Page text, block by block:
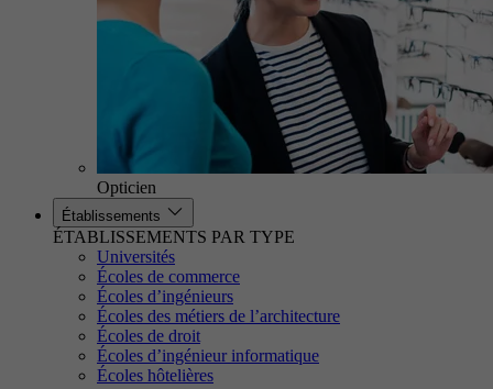
Opticien
Établissements
ÉTABLISSEMENTS PAR TYPE
Universités
Écoles de commerce
Écoles d’ingénieurs
Écoles des métiers de l’architecture
Écoles de droit
Écoles d’ingénieur informatique
Écoles hôtelières